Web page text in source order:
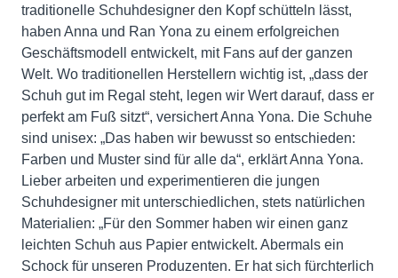
traditionelle Schuhdesigner den Kopf schütteln lässt,
haben Anna und Ran Yona zu einem erfolgreichen
Geschäftsmodell entwickelt, mit Fans auf der ganzen
Welt. Wo traditionellen Herstellern wichtig ist, „dass der
Schuh gut im Regal steht, legen wir Wert darauf, dass er
perfekt am Fuß sitzt“, versichert Anna Yona. Die Schuhe
sind unisex: „Das haben wir bewusst so entschieden:
Farben und Muster sind für alle da“, erklärt Anna Yona.
Lieber arbeiten und experimentieren die jungen
Schuhdesigner mit unterschiedlichen, stets natürlichen
Materialien: „Für den Sommer haben wir einen ganz
leichten Schuh aus Papier entwickelt. Abermals ein
Schock für unseren Produzenten. Er hat sich fürchterlich